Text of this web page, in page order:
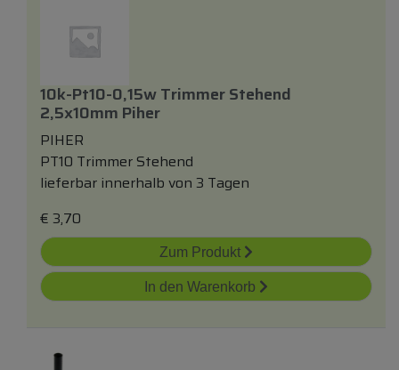
10k-Pt10-0,15w Trimmer Stehend
2,5x10mm Piher
PIHER
PT10 Trimmer Stehend
lieferbar innerhalb von 3 Tagen
€ 3,70
Zum Produkt
In den Warenkorb